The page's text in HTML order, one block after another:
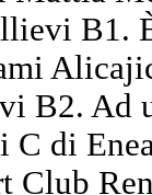
B1.
B2. Ad
di